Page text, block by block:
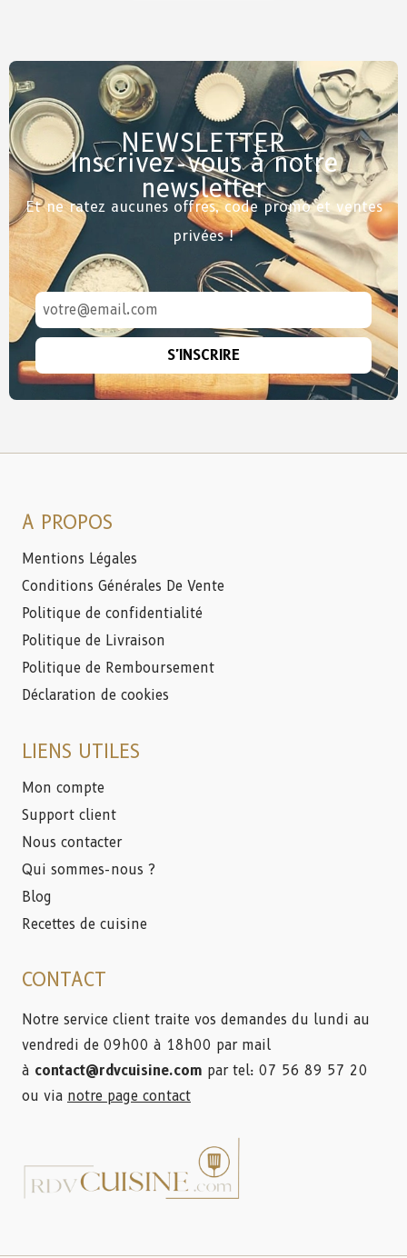
NEWSLETTER
Inscrivez-vous à notre
newsletter
Et ne ratez aucunes offres, code promo et ventes
privées !
S'INSCRIRE
A PROPOS
Mentions Légales
Conditions Générales De Vente
Politique de confidentialité
Politique de Livraison
Politique de Remboursement
Déclaration de cookies
LIENS UTILES
Mon compte
Support client
Nous contacter
Qui sommes-nous ?
Blog
Recettes de cuisine
CONTACT
Notre service client traite vos demandes du lundi au
vendredi de 09h00 à 18h00 par mail
à contact@rdvcuisine.com par tel: 07 56 89 57 20
ou via notre page contact